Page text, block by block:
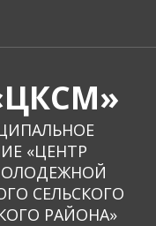
«ЦЕНТР
СЕЛЬСКОГО
РАЙОНА»